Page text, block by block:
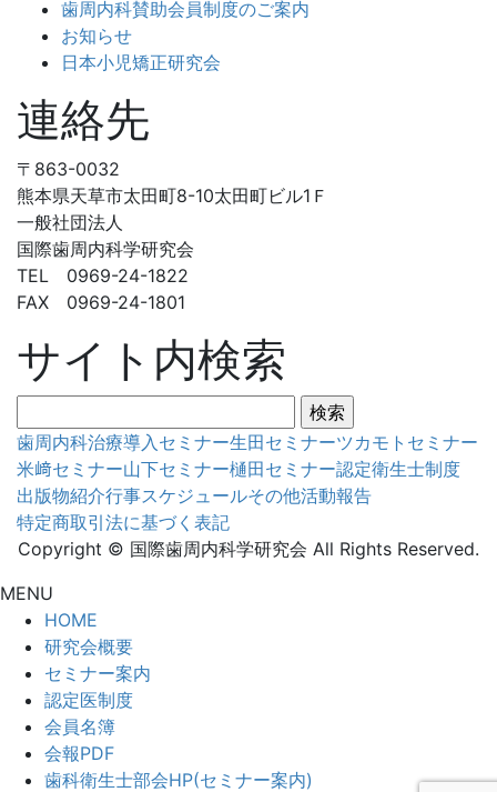
歯周内科賛助会員制度のご案内
お知らせ
日本小児矯正研究会
連絡先
〒863-0032
熊本県天草市太田町8-10太田町ビル1Ｆ
一般社団法人
国際歯周内科学研究会
TEL 0969-24-1822
FAX 0969-24-1801
サイト内検索
索:
歯周内科治療導入セミナー生田セミナーツカモトセミナー
米﨑セミナー山下セミナー樋田セミナー認定衛生士制度
出版物紹介行事スケジュールその他活動報告
特定商取引法に基づく表記
Copyright © 国際歯周内科学研究会 All Rights Reserved.
MENU
HOME
研究会概要
セミナー案内
認定医制度
会員名簿
会報PDF
歯科衛生士部会HP(セミナー案内)